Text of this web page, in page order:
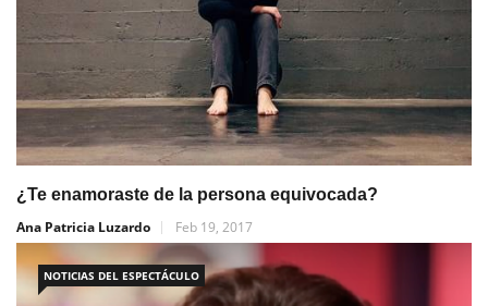
¿Te enamoraste de la persona equivocada?
Ana Patricia Luzardo
Feb 19, 2017
NOTICIAS DEL ESPECTÁCULO